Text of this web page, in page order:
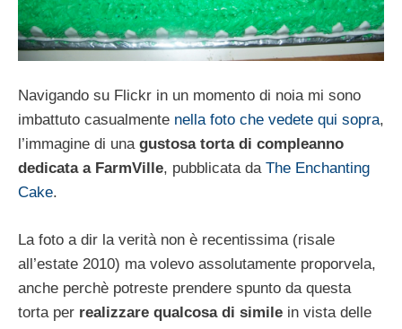
Navigando su Flickr in un momento di noia mi sono
imbattuto casualmente nella foto che vedete qui sopra,
l’immagine di una gustosa torta di compleanno
dedicata a FarmVille, pubblicata da The Enchanting
Cake.
La foto a dir la verità non è recentissima (risale
all’estate 2010) ma volevo assolutamente proporvela,
anche perchè potreste prendere spunto da questa
torta per realizzare qualcosa di simile in vista delle